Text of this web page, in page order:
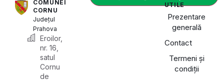
COMUNEI
CORNU
Județul
Prahova
Eroilor,
nr. 16,
satul
Cornu
de
UTILE
Prezentare
generală
Contact
Termeni și
condiții